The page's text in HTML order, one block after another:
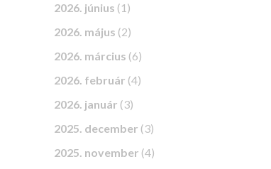
2026. június (1)
2026. május (2)
2026. március (6)
2026. február (4)
2026. január (3)
2025. december (3)
2025. november (4)